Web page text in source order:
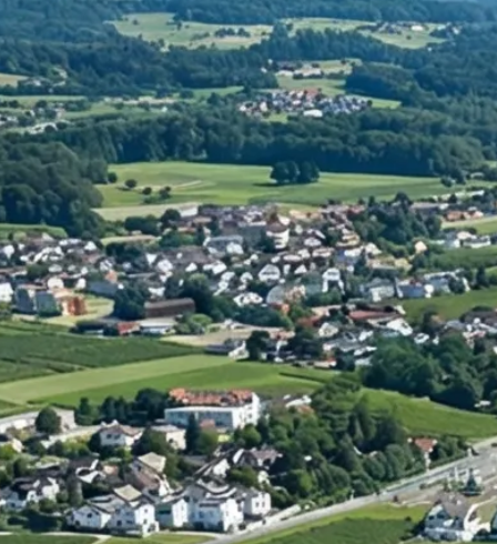
Gesetzliche Revisionen
Spezialprüfungen
Vorsorge & öffentliche Organisationen
Interne Kontrollen & Prozessprüfungen
Beratung
Gründung & Entwicklung
Umstrukturierung & Sanierung
Nachfolge & Transaktionen
Bewertung & Planung
Wissen
News
Fachwissen
Publikationen
Ressourcen
Truvag